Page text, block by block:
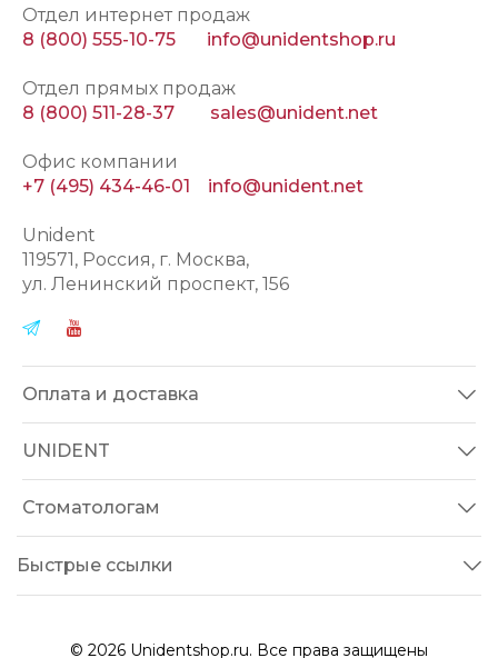
Отдел интернет продаж
8 (800) 555-10-75
info@unidentshop.ru
Отдел прямых продаж
8 (800) 511-28-37
sales@unident.net
Офис компании
+7 (495) 434-46-01
info@unident.net
Unident
119571, Россия, г. Москва,
ул. Ленинский проспект, 156
Оплата и доставка
UNIDENT
Стоматологам
Быстрые ссылки
© 2026 Unidentshop.ru. Все права защищены